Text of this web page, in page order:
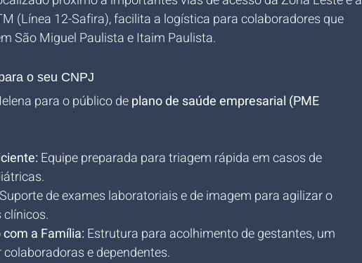
(Línea 12-Safira), facilita a logística para colaboradores que
São Miguel Paulista e Itaim Paulista.
o seu CNPJ
para o público de plano de saúde empresarial (PME
Equipe preparada para triagem rápida em casos de
Suporte de exames laboratoriais e de imagem para agilizar o
a Família: Estrutura para acolhimento de gestantes, um
e dependentes.